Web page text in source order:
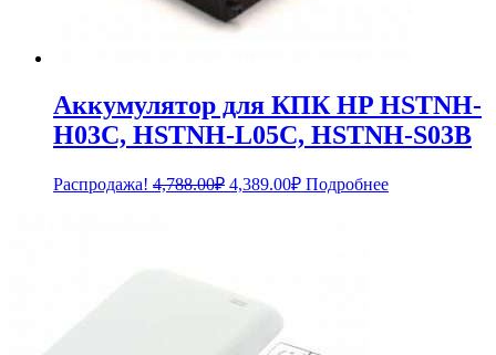
Аккумулятор для КПК HP HSTNH-
H03C, HSTNH-L05C, HSTNH-S03B
Распродажа! 4,788.00₽ Первоначальная
4,389.00₽Текущая
Подробнее